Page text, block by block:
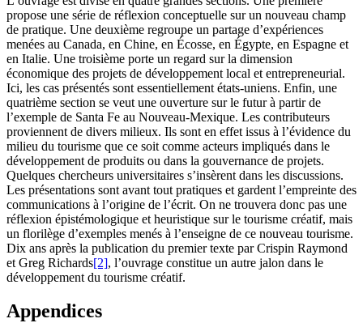
propose une série de réflexion conceptuelle sur un nouveau champ
de pratique. Une deuxième regroupe un partage d’expériences
menées au Canada, en Chine, en Écosse, en Égypte, en Espagne et
en Italie. Une troisième porte un regard sur la dimension
économique des projets de développement local et entrepreneurial.
Ici, les cas présentés sont essentiellement états-uniens. Enfin, une
quatrième section se veut une ouverture sur le futur à partir de
l’exemple de Santa Fe au Nouveau-Mexique. Les contributeurs
proviennent de divers milieux. Ils sont en effet issus à l’évidence du
milieu du tourisme que ce soit comme acteurs impliqués dans le
développement de produits ou dans la gouvernance de projets.
Quelques chercheurs universitaires s’insèrent dans les discussions.
Les présentations sont avant tout pratiques et gardent l’empreinte des
communications à l’origine de l’écrit. On ne trouvera donc pas une
réflexion épistémologique et heuristique sur le tourisme créatif, mais
un florilège d’exemples menés à l’enseigne de ce nouveau tourisme.
Dix ans après la publication du premier texte par Crispin Raymond
et Greg Richards[2], l’ouvrage constitue un autre jalon dans le
développement du tourisme créatif.
Appendices